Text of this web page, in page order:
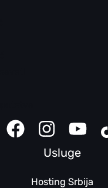
Usluge
Hosting Srbija